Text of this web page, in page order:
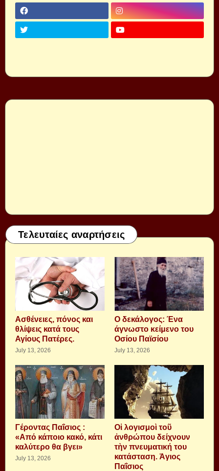
Τελευταίες αναρτήσεις
Aσθένειες, πόνος και
θλίψεις κατά τους
Αγίους Πατέρες.
July 13, 2026
Ο δεκάλογος: Ένα
άγνωστο κείμενο του
Οσίου Παϊσίου
July 13, 2026
Γέροντας Παΐσιος :
«Από κάποιο κακό, κάτι
καλύτερο θα βγει»
July 13, 2026
Οἱ λογισμοὶ τοῦ
ἀνθρώπου δείχνουν
τὴν πνευματική του
κατάσταση. Ἁγιος
Παΐσιος